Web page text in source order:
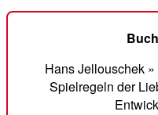
Hans Jellouschek
Spielregeln der